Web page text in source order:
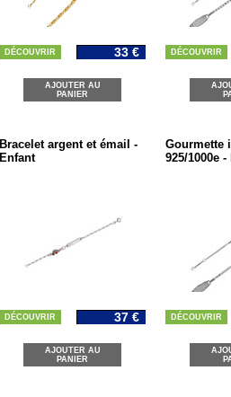
DÉCOUVRIR 33 €
AJOUTER AU
PANIER
DÉCOUVRIR
Bracelet argent et émail -
Enfant
DÉCOUVRIR 37 €
AJOUTER AU
PANIER
Gourmette
925/1000e
DÉCOUVRIR